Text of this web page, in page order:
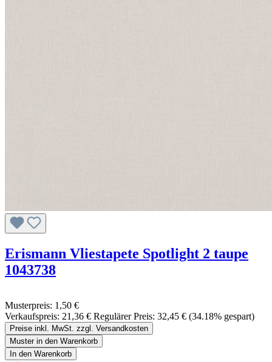
Erismann Vliestapete Spotlight 2 taupe
1043738
Musterpreis: 1,50 €
Verkaufspreis: 21,36 € Regulärer Preis: 32,45 € (34.18% gespart)
Preise inkl. MwSt. zzgl. Versandkosten
Muster in den Warenkorb
In den Warenkorb